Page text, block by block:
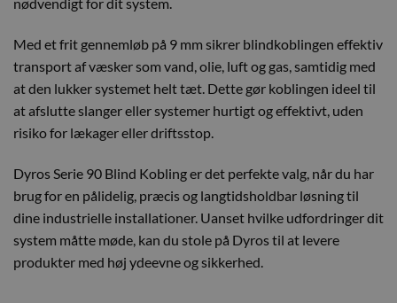
Med et frit gennemløb på 9 mm sikrer blindkoblingen effektiv
transport af væsker som vand, olie, luft og gas, samtidig med
at den lukker systemet helt tæt. Dette gør koblingen ideel til
at afslutte slanger eller systemer hurtigt og effektivt, uden
risiko for lækager eller driftsstop.
Dyros Serie 90 Blind Kobling er det perfekte valg, når du har
brug for en pålidelig, præcis og langtidsholdbar løsning til
dine industrielle installationer. Uanset hvilke udfordringer dit
system måtte møde, kan du stole på Dyros til at levere
produkter med høj ydeevne og sikkerhed.